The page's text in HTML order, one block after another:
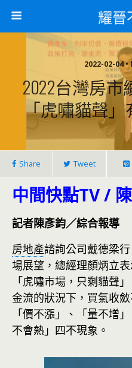
耀晉
2022-02-04
2022台灣房
「虎嘯貓聲」
Share Tweet
中間快點TV /
記者陳彥鈞／綜合報導
房地產諮詢公司戴德梁
場展望，總經理顏炳立
「虎嘯市場，只剩貓聲
金流的狀況下，買氣收
「價不漲」、「量不增
不會熱」四不現象。